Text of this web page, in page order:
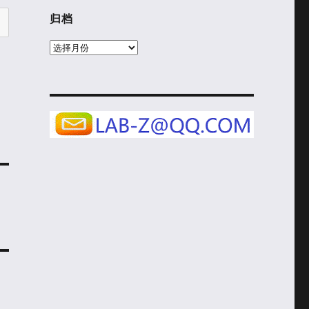
归档
归